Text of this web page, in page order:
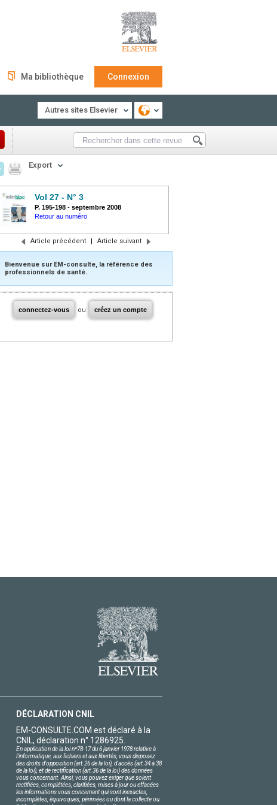
Ma bibliothèque Connexion
Autres sites Elsevier
Export
Vol 27 - N° 3
P. 195-198 - septembre 2008
Retour au numéro
Article précédent | Article suivant
Bienvenue sur EM-consulte, la référence des
professionnels de santé.
connectez-vous ou créez un compte
DÉCLARATION CNIL
EM-CONSULTE.COM est déclaré à la
CNIL, déclaration n° 1286925.
En application de la loi nº78-17 du 6 janvier 1978 relative à
l'informatique, aux fichiers et aux libertés, vous disposez
des droits d'opposition (art.26 de la loi), d'accès (art.34 à 38
de la loi), et de rectification (art.36 de la loi) des données
vous concernant. Ainsi, vous pouvez exiger que soient
rectifiées, complétées, clarifiées, mises à jour ou effacées
les informations vous concernant qui sont inexactes,
incomplètes, équivoques, périmées ou dont la collecte ou